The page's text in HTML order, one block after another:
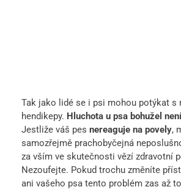
Tak jako lidé se i psi mohou potýkat s
hendikepy. Hluchota u psa bohužel
Jestliže váš pes nereaguje na povely,
samozřejmě prachobyčejná
za vším ve skutečnosti vězí zdravotní
Nezoufejte. Pokud trochu změníte
ani vašeho psa tento problém zas až